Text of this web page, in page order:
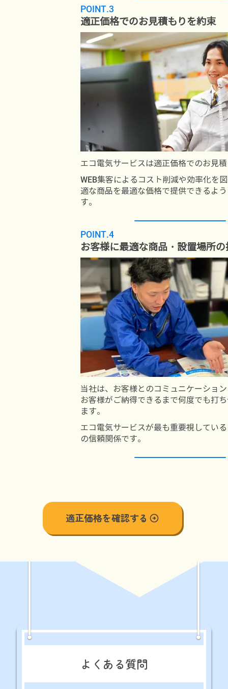
POINT.3
適正価格でのお見積もりを約束
エコ電気サービスは適正価格でのお見
WEB集客によるコスト削減や効率化を
適な商品を最適な価格で提供できるよ
す。
POINT.4
お客様に最適な商品・設置場所の
当社は、お客様とのコミュニケーショ
お客様がご納得できるまで何度でも打
ます。
エコ電気サービスが最も重要視してい
の信頼関係です。
適正価格を確認する arrow_circle_right
よくある質問